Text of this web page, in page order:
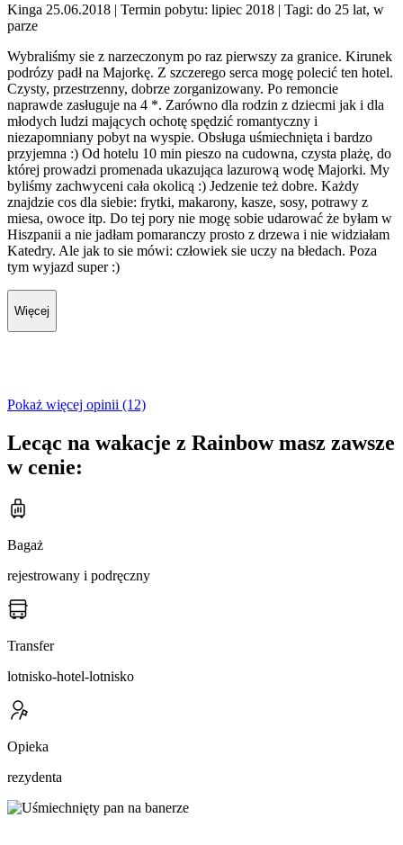
Kinga 25.06.2018 | Termin pobytu: lipiec 2018 | Tagi: do 25 lat, w
parze
Wybraliśmy sie z narzeczonym po raz pierwszy za granice. Kirunek
podrózy padł na Majorkę. Z szczerego serca mogę polecić ten hotel.
Czysty, przestrzenny, dobrze zorganizowany. Po remoncie
naprawde zasługuje na 4 *. Zarówno dla rodzin z dziecmi jak i dla
młodych ludzi mających ochotę spędzić romantyczny i
niezapomniany pobyt na wyspie. Obsługa uśmiechnięta i bardzo
przyjemna :) Od hotelu 10 min pieszo na cudowna, czysta plażę, do
której prowadzi promenada ukazująca lazurową wodę Majorki. My
byliśmy zachwyceni cała okolicą :) Jedzenie też dobre. Każdy
znajdzie cos dla siebie: frytki, makarony, kasze, sosy, potrawy z
miesa, owoce itp. Do tej pory nie mogę sobie udarować że byłam w
Hiszpanii a nie jadłam pomaranczy prosto z drzewa i nie widziałam
Katedry. Ale jak to sie mówi: człowiek sie uczy na błedach. Poza
tym wyjazd super :)
Więcej
Pokaż więcej opinii (12)
Lecąc na wakacje z Rainbow masz zawsze
w cenie:
Bagaż
rejestrowany i podręczny
Transfer
lotnisko-hotel-lotnisko
Opieka
rezydenta